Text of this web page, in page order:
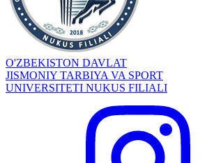
O'ZBEKISTON DAVLAT
JISMONIY TARBIYA VA SPORT
UNIVERSITETI NUKUS FILIALI